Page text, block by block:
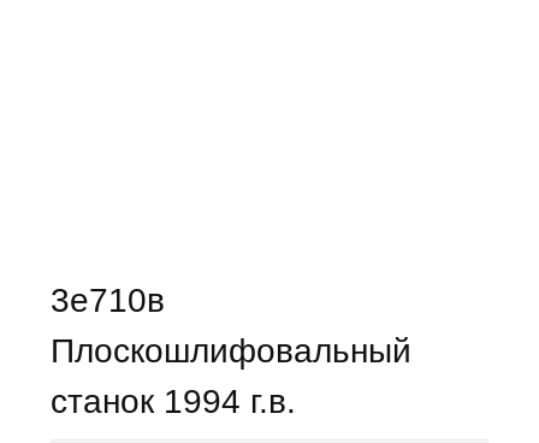
3е710в
Плоскошлифовальный
станок 1994 г.в.